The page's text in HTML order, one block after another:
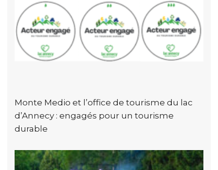
Monte Medio et l’office de tourisme du lac
d’Annecy : engagés pour un tourisme
durable